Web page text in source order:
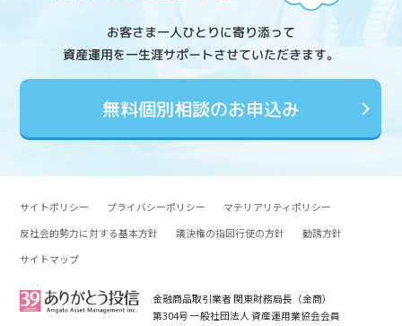
お客さま一人ひとりに寄り添って
資産運用を一生涯サポートさせていただきます。
無料個別相談のお申込み
サイトポリシー プライバシーポリシー
マテリアリティポリシー
反社会的勢力に対する基本方針
議決権の指図行使の方針
勧誘方針
サイトマップ
金融商品取引業者 関東財務局長（金商）
第304号 一般社団法人 資産運用業協会会員